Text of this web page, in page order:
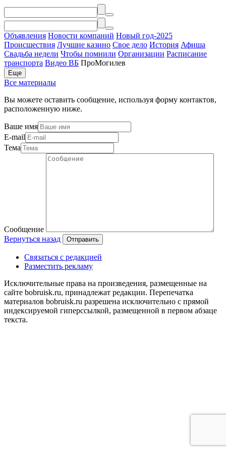
Объявления Новости компаний Новый год-2025
Происшествия Лучшие казино Свое дело История Афиша
Свадьба недели Чтобы помнили Организации Расписание
транспорта Видео ВБ ПроМогилев
Еще
Все материалы
Вы можете оставить сообщение, используя форму контактов,
расположенную ниже.
Ваше имя
E-mail
Тема
Сообщение
Вернуться назад
Отправить
Связаться с редакцией
Разместить рекламу
Исключительные права на произведения, размещенные на
сайте bobruisk.ru, принадлежат редакции. Перепечатка
материалов bobruisk.ru разрешена исключительно с прямой
индексируемой гиперссылкой, размещенной в первом абзаце
текста.